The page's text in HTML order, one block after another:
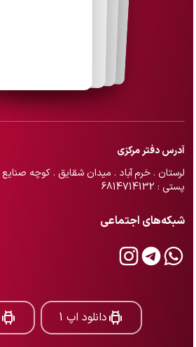
آدرس دفتر مرکزی
پستی : 6814714132
شبکه‌های اجتماعی
دانلود اپ 1